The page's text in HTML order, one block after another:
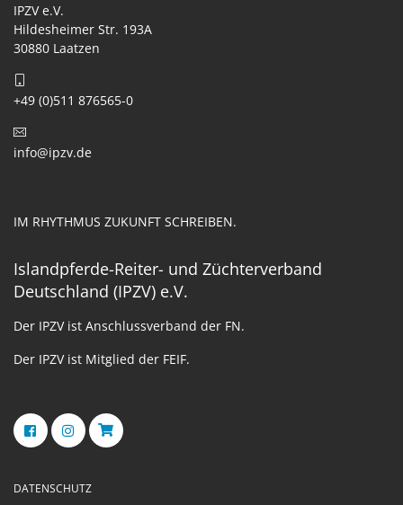
IPZV e.V.
Hildesheimer Str. 193A
30880 Laatzen
+49 (0)511 876565-0
info@ipzv.de
IM RHYTHMUS ZUKUNFT SCHREIBEN.
Islandpferde-Reiter- und Züchterverband
Deutschland (IPZV) e.V.
Der IPZV ist Anschlussverband der FN.
Der IPZV ist Mitglied der FEIF.
DATENSCHUTZ